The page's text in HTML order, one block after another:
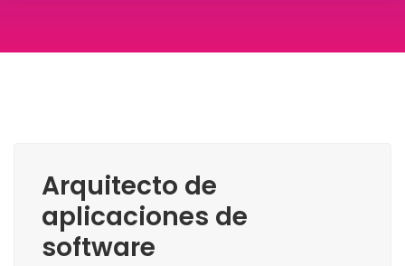
Arquitecto de
aplicaciones de
software